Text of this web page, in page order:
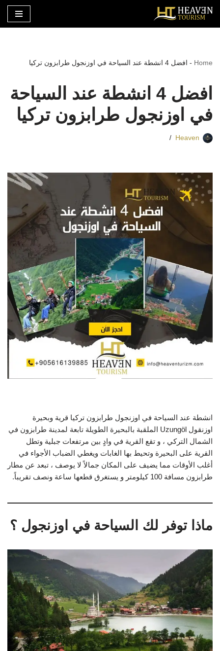
تخطى
Home
- افضل 4 انشطة عند السياحة في اوزنجول طرابزون تركيا
افضل 4 انشطة عند السياحة
في اوزنجول طرابزون تركيا
Heaven
انشطة عند السياحة في اوزنجول طرابزون تركيا قرية وبحيرة
اوزنقول Uzungöl الملقبة بالبحيرة الطويلة تابعة لمدينة طرابزون في
الشمال التركي ، و تقع القرية في وادٍ بين مرتفعات جبلية وتطل
القرية على البحيرة وتحيط بها الغابات ويغطي الضباب الأجواء في
أغلب الأوقات مما يضيف على المكان جمالاً لا يوصف ، تبعد عن مطار
طرابزون مسافة 100 كيلومتر و يستغرق قطعها ساعة ونصف تقريباً.
ماذا توفر لك السياحة في اوزنجول ؟